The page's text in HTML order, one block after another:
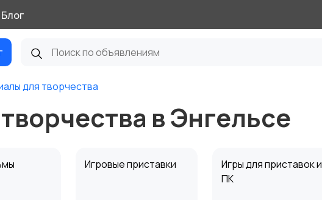
Блог
для творчества
в Энгельсе
Игровые приставки
Игры для приставок и
ПК